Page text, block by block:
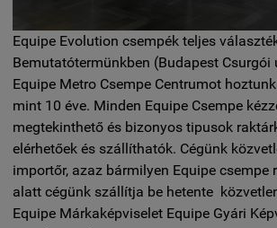
Equipe Evolution csempék teljes
Bemutatótermünkben (Budapest Csurgói
Equipe Metro Csempe Centrumot
mint 10 éve. Minden Equipe Csempe
megtekinthető és bizonyos tipusok
elérhetőek és szállíthatók. Cégünk
importőr, azaz bármilyen Equipe csempe
alatt cégünk szállítja be hetente
Equipe Márkaképviselet Equipe Gyári